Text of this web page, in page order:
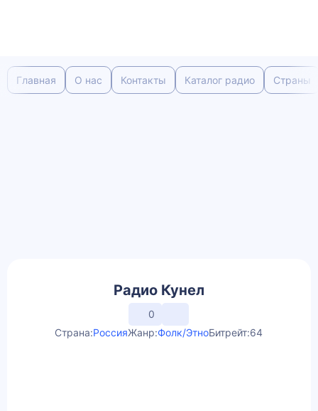
Главная О нас Контакты Каталог радио Страны
Радио Кунел
0
Страна:РоссияЖанр:Фолк/ЭтноБитрейт:64